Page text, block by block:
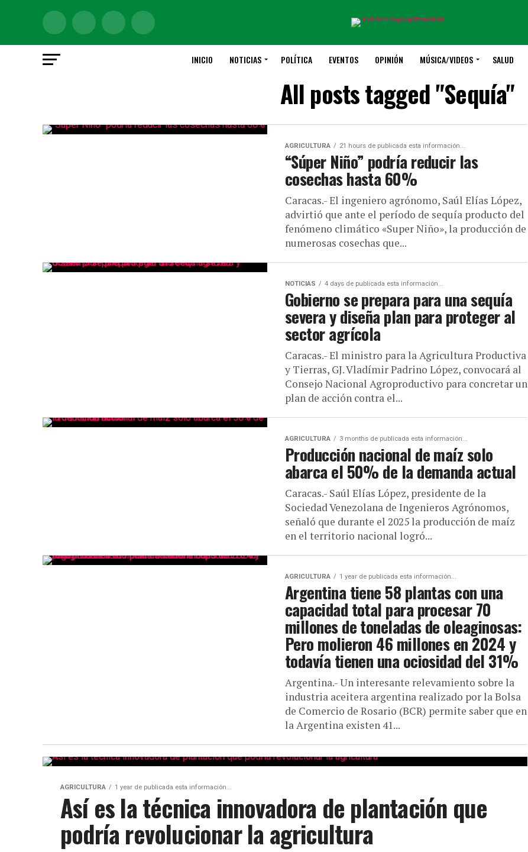
INICIO NOTICIAS POLÍTICA EVENTOS OPINIÓN MÚSICA/VIDEOS SALUD
All posts tagged "Sequía"
AGRICULTURA 21 hours de publicada esta información...
“Súper Niño” podría reducir las
cosechas hasta 60%
Caracas.- El ingeniero agrónomo, Saúl Elías López,
advirtió que ante el período de sequía producto del
fenómeno climático «Super Niño», la producción de
numerosas cosechas que...
NOTICIAS 4 days de publicada esta información...
Gobierno se prepara para una sequía
severa y diseña plan para proteger al
sector agrícola
Caracas.- El ministro para la Agricultura Productiva
y Tierras, GJ. Vladímir Padrino López, convocará al
Consejo Nacional Agroproductivo para concretar un
plan de acción contra el...
AGRICULTURA 3 months de publicada esta información...
Producción nacional de maíz solo
abarca el 50% de la demanda actual
Caracas.- Saúl Elías López, presidente de la
Sociedad Venezolana de Ingenieros Agrónomos,
señaló que durante el 2025 la producción de maíz
en el territorio nacional logró...
AGRICULTURA 1 year de publicada esta información...
Argentina tiene 58 plantas con una
capacidad total para procesar 70
millones de toneladas de oleaginosas:
Pero molieron 46 millones en 2024 y
todavía tienen una ociosidad del 31%
Argentina.- Un interesante relevamiento sobre la
industria aceitera argentina realizado por la Bolsa
de Comercio de Rosario (BCR) permite saber que en
la Argentina existen 41...
AGRICULTURA 1 year de publicada esta información...
Así es la técnica innovadora de plantación que
podría revolucionar la agricultura